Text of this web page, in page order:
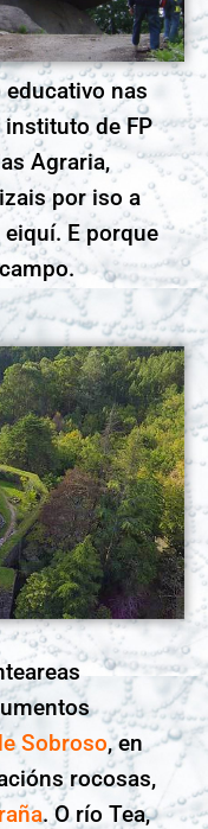
nas
instituto de FP
Agraria,
por iso a
E porque
Sobroso, en
rocosas,
. O río Tea,